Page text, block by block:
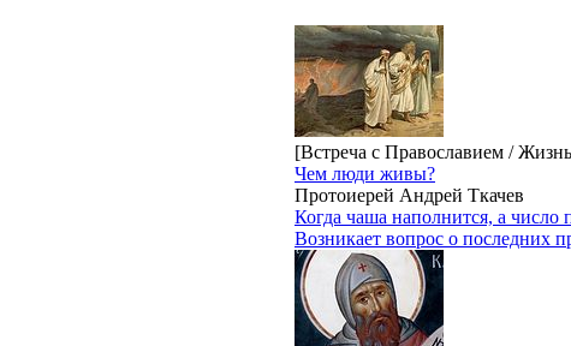
[Встреча с Православием /
Чем люди живы?
Протоиерей Андрей Ткачев
Когда чаша наполнится, а число
Возникает вопрос о последних